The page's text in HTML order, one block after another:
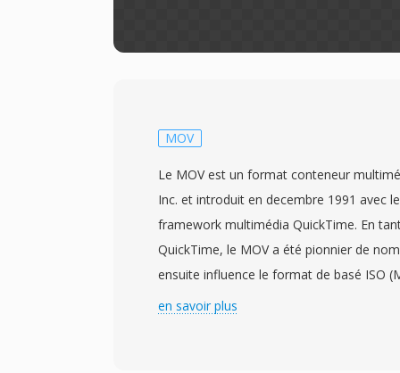
MOV
Le MOV est un format conteneur
Inc. et introduit en decembre 1991 avec
framework multimédia QuickTime. En
QuickTime, le MOV a été pionnier de
ensuite influence le format de basé ISO
derives, dont le MP4. Le conteneur utilisé
en savoir plus